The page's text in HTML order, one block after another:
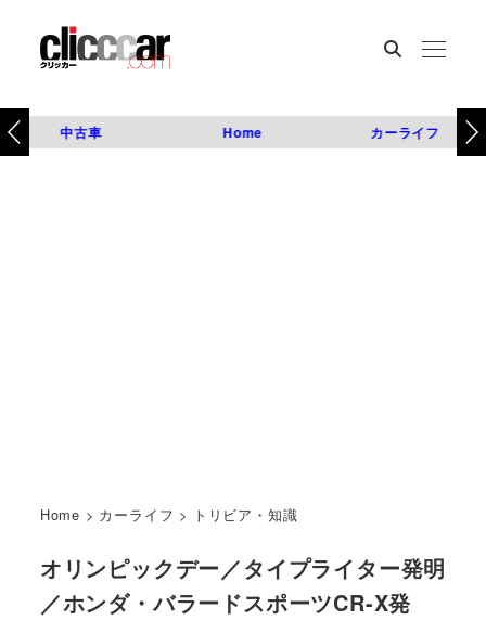
中古車 Home カーライフ
Home > カーライフ > トリビア・知識
オリンピックデー／タイプライター発明
／ホンダ・バラードスポーツCR-X発